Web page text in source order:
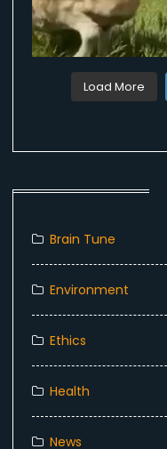
Load More
Brain Tune
Environment
Ethics
Health
News